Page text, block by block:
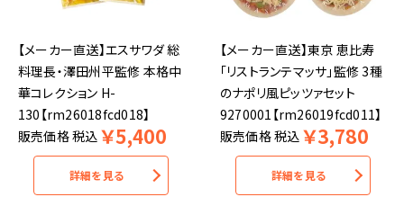
【メーカー直送】エスサワダ 総
料理長・澤田州平監修 本格中
華コレクション H-
130【rm26018fcd018】
販売価格税込 ￥5,400
詳細を見る
【メーカー直送】東京 恵比寿
「リストランテマッサ」監修 3種
のナポリ風ピッツァセット
9270001【rm26019fcd011】
販売価格税込 ￥3,780
詳細を見る